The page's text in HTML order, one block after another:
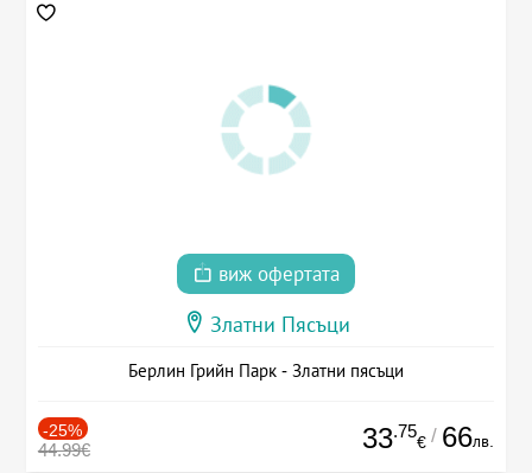
виж офертата
Златни Пясъци
Берлин Грийн Парк - Златни пясъци
-25%
44.99€ 33.75
€ / 66лв.